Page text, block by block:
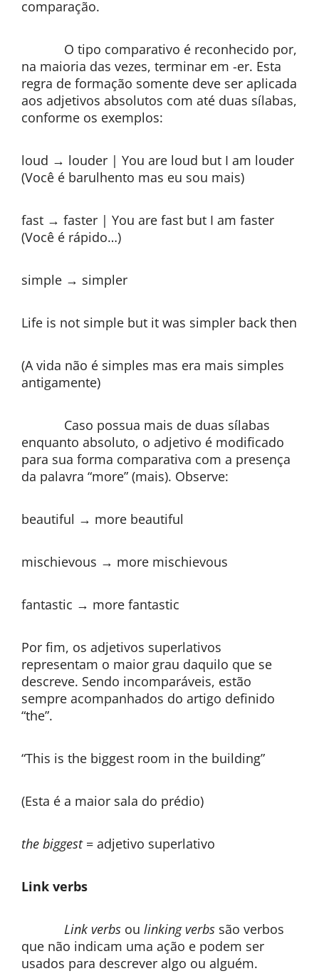
comparação.
O tipo comparativo é reconhecido por,
na maioria das vezes, terminar em -er. Esta
regra de formação somente deve ser aplicada
aos adjetivos absolutos com até duas sílabas,
conforme os exemplos:
loud → louder | You are loud but I am louder
(Você é barulhento mas eu sou mais)
fast → faster | You are fast but I am faster
(Você é rápido…)
simple → simpler
Life is not simple but it was simpler back then
(A vida não é simples mas era mais simples
antigamente)
Caso possua mais de duas sílabas
enquanto absoluto, o adjetivo é modificado
para sua forma comparativa com a presença
da palavra “more” (mais). Observe:
beautiful → more beautiful
mischievous → more mischievous
fantastic → more fantastic
Por fim, os adjetivos superlativos
representam o maior grau daquilo que se
descreve. Sendo incomparáveis, estão
sempre acompanhados do artigo definido
“the”.
“This is the biggest room in the building”
(Esta é a maior sala do prédio)
the biggest= adjetivo superlativo
Link verbs
Link verbs ou linking verbs são verbos
que não indicam uma ação e podem ser
usados para descrever algo ou alguém.